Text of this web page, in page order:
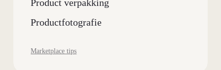
Product verpakking
Productfotografie
Marketplace tips